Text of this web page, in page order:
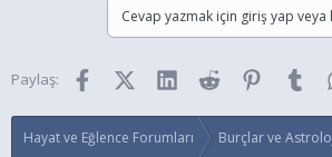
Cevap yazmak için giriş yap veya
Paylaş: FacebookX (Twitter)LinkedIn Reddit Pinterest
Hayat ve Eğlence Forumları Burçlar ve